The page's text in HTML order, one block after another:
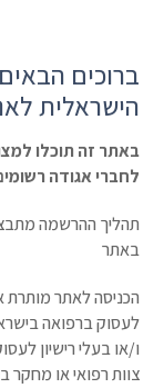
הרשמה ועדכון נתונים
ראשי »
Doc Embedder
בדיקות מעבדה
ברוכים
הישראלית
באתר זה תוכלו
לחברי אגודה
תהליך ההרשמה
באתר
הכניסה לאתר מותרת
לעסוק ברפואה
ו/או בעלי רישיון
צוות רפואי או מחקר